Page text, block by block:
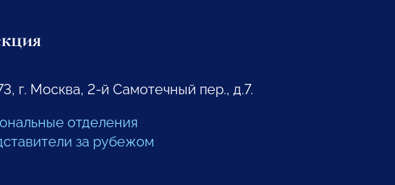
г. Москва, 2-й Самотечный пер., д.7.
отделения
за рубежом